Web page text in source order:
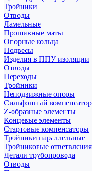
Тройники
Отводы
Ламельные
Прошивные маты
Опорные кольца
Подвесы
Изделия в ППУ изоляции
Отводы
Переходы
Тройники
Неподвижные опоры
Cильфонный компенсатор
Z-образные элементы
Концевые элементы
Стартовые компенсаторы
Тройники параллельные
Тройниковые ответвления
Детали трубопровода
Отводы